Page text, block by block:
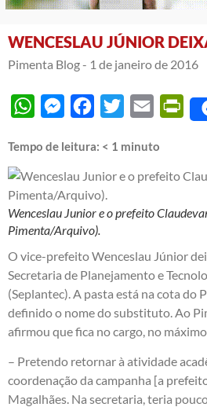
WENCESLAU JÚNIOR
Pimenta Blog - 1 de janeiro de 2016
WhatsAppMessengerFacebook
Twitter Email
Tempo de leitura: < 1 minuto
Wenceslau Junior e o prefeito
Pimenta/Arquivo).
O vice-prefeito Wenceslau Júnior
Secretaria de Planejamento e
(Seplantec). A pasta está na cota do
definido o nome do substituto. Ao
afirmou que fica no cargo, no
– Pretendo retornar à atividade
coordenação da campanha [a
Magalhães. Na secretaria, teria